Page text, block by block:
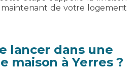
de votre logement
lancer dans une
maison à Yerres ?